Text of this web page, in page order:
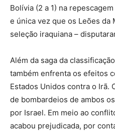
Bolívia (2 a 1) na
e única vez que os Leões da
seleção iraquiana –
Além da saga da
também enfrenta os efeitos
Estados Unidos contra o Irã.
de bombardeios de ambos
por Israel. Em meio ao
acabou prejudicada, por